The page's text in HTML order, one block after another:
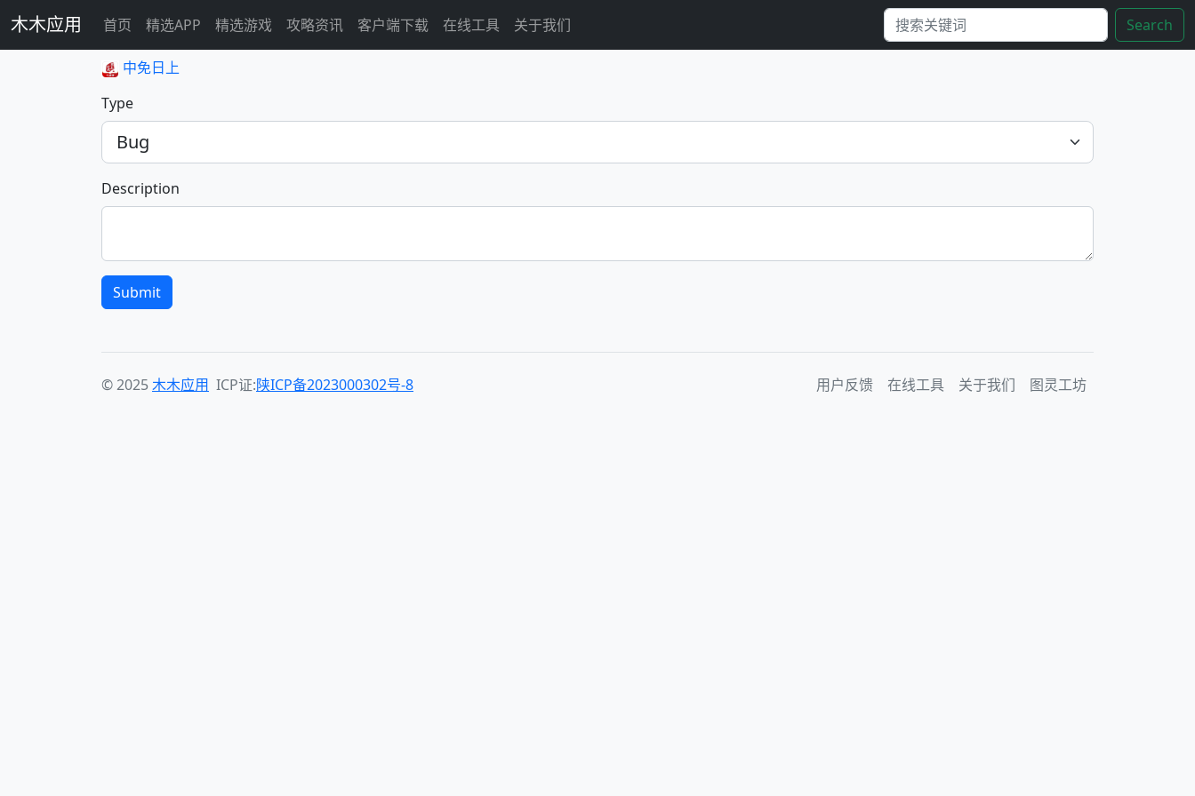
木木应用 首页 精选APP 精选游戏 攻略资讯 客户端下载 在线工具 关于我们 Search
中免日上
Type
Description
Submit
© 2025木木应用 ICP证:陕ICP备2023000302号-8 用户反馈 在线工具 关于我们 图灵工坊